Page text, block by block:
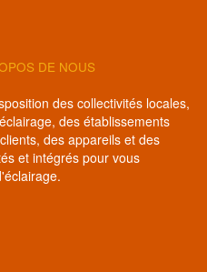
DE NOUS
des collectivités locales,
des établissements
des appareils et des
et intégrés pour vous